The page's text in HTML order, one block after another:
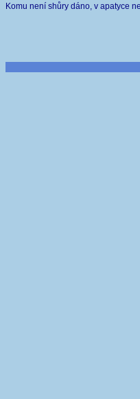
Komu není shůry dáno, v apatyce